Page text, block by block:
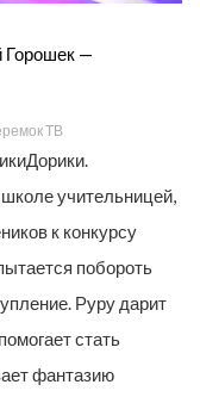
—
ТВ
учительницей,
к конкурсу
побороть
Руру дарит
стать
фантазию